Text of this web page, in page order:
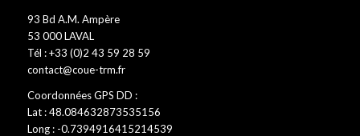
93 Bd A.M. Ampère
53 000 LAVAL
Tél : +33 (0)2 43 59 28 59
contact@coue-trm.fr
Coordonnées GPS DD :
Lat : 48.084632873535156
Long : -0.7394916415214539